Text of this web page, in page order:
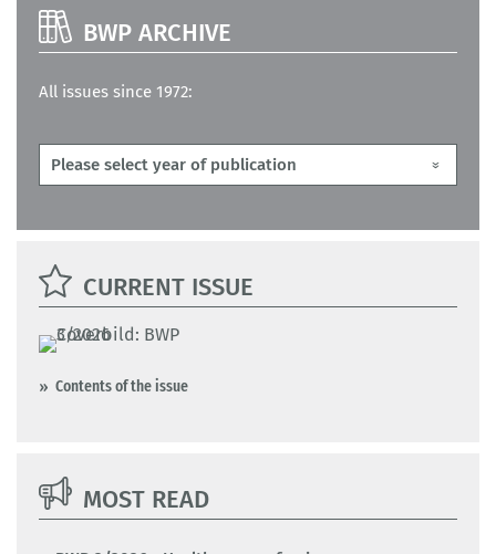
BWP ARCHIVE
All issues since 1972:
CURRENT ISSUE
Contents of the issue
MOST READ